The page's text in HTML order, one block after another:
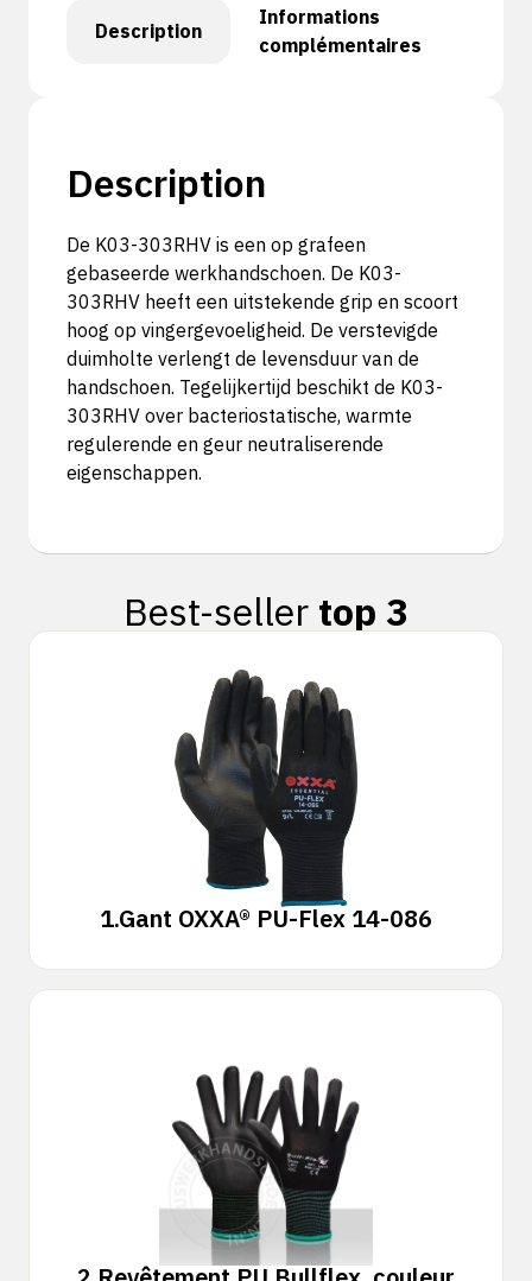
Description
Informations
complémentaires
Description
De K03-303RHV is een op grafeen
gebaseerde werkhandschoen. De K03-
303RHV heeft een uitstekende grip en scoort
hoog op vingergevoeligheid. De verstevigde
duimholte verlengt de levensduur van de
handschoen. Tegelijkertijd beschikt de K03-
303RHV over bacteriostatische, warmte
regulerende en geur neutraliserende
eigenschappen.
Best-seller top 3
1.Gant OXXA® PU-Flex 14-086